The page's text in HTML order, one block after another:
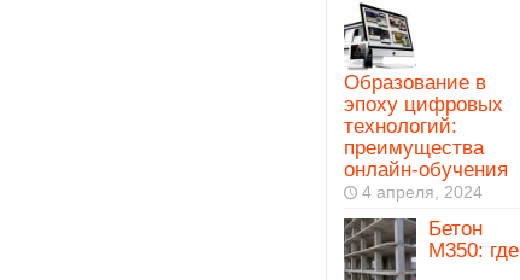
Образование в
эпоху цифровых
технологий:
преимущества
онлайн-обучения
4 апреля, 2024
Бетон
М350: где